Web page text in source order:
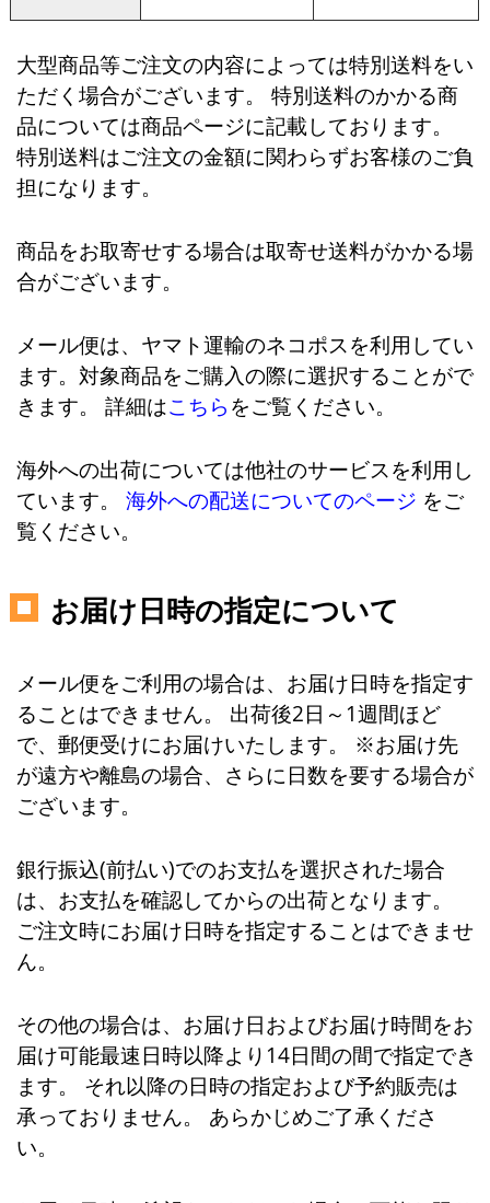
大型商品等ご注文の内容によっては特別送料をい
ただく場合がございます。 特別送料のかかる商
品については商品ページに記載しております。
特別送料はご注文の金額に関わらずお客様のご負
担になります。
商品をお取寄せする場合は取寄せ送料がかかる場
合がございます。
メール便は、ヤマト運輸のネコポスを利用してい
ます。対象商品をご購入の際に選択することがで
きます。 詳細はこちら をご覧ください。
海外への出荷については他社のサービスを利用し
ています。 海外への配送についてのページ をご
覧ください。
お届け日時の指定について
メール便をご利用の場合は、お届け日時を指定す
ることはできません。 出荷後2日～1週間ほど
で、郵便受けにお届けいたします。 ※お届け先
が遠方や離島の場合、さらに日数を要する場合が
ございます。
銀行振込(前払い)でのお支払を選択された場合
は、お支払を確認してからの出荷となります。
ご注文時にお届け日時を指定することはできませ
ん。
その他の場合は、お届け日およびお届け時間をお
届け可能最速日時以降より14日間の間で指定でき
ます。 それ以降の日時の指定および予約販売は
承っておりません。 あらかじめご了承くださ
い。